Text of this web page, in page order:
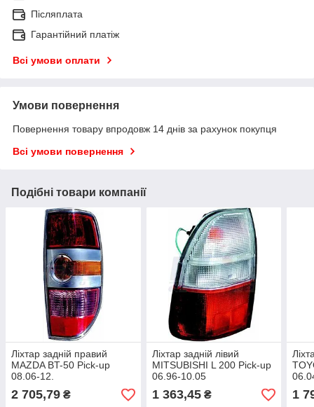
Післяплата
Гарантійний платіж
Всі умови оплати
Умови повернення
Повернення товару впродовж 14 днів за рахунок покупця
Всі умови повернення
Подібні товари компанії
Ліхтар задній правий
MAZDA BT-50 Pick-up
08.06-12.
2 705,79 ₴
Ліхтар задній лівий
MITSUBISHI L 200 Pick-up
06.96-10.05
1 363,45₴ 1